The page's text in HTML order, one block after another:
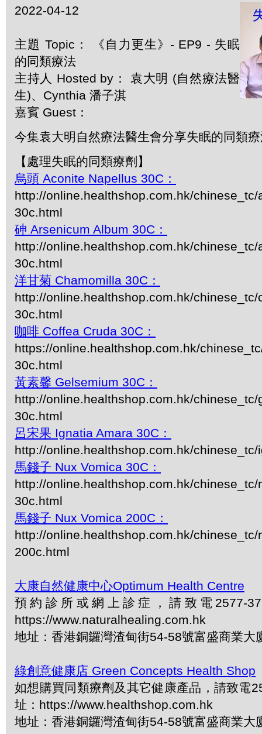
2022-04-12
主題 Topic： 《自力更生》- EP9 - 失眠
的同類療法
主持人 Hosted by： 袁大明 (自然療法醫
生)、Cynthia 潘子淇
嘉賓 Guest：
今集袁大明自然療法醫生會分享失眠的同類
【處理失眠的同類療劑】
烏頭 Aconite Napellus 30C：
http://online.healthshop.com.hk/
30c.html
砷 Arsenicum Album 30C：
http://online.healthshop.com.hk/
30c.html
洋甘菊 Chamomilla 30C：
http://online.healthshop.com.hk/chinese_tc/
30c.html
咖啡 Coffea Cruda 30C：
https://online.healthshop.com.hk/
30c.html
黃素馨 Gelsemium 30C：
http://online.healthshop.com.hk/chinese_tc/
30c.html
呂宋果 Ignatia Amara 30C：
http://online.healthshop.com.hk/chinese_tc/
馬錢子 Nux Vomica 30C：
http://online.healthshop.com.hk/chinese_tc/
30c.html
馬錢子 Nux Vomica 200C：
http://online.healthshop.com.hk/chinese_tc/
200c.html
大康自然健康中心Optimum Health Centre
預約診所或網上診症，請致電2577-
https://www.naturalhealing.com.hk
地址：香港銅鑼灣渣甸街54-58號富盛商業大
綠創意健康店 Green Concepts Health Shop
如想購買同類療劑及其它健康產品，請致電
址：https://www.healthshop.com.hk
地址：香港銅鑼灣渣甸街54-58號富盛商業大